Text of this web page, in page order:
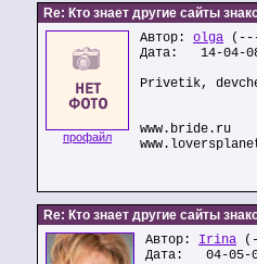
Re: Кто знает другие сайты
профайл
Автор: olga
Дата: 14-04-
Privetik,
www.bride.ru
Re: Кто знает другие сайты
Автор: Irina
Дата: 04-05-